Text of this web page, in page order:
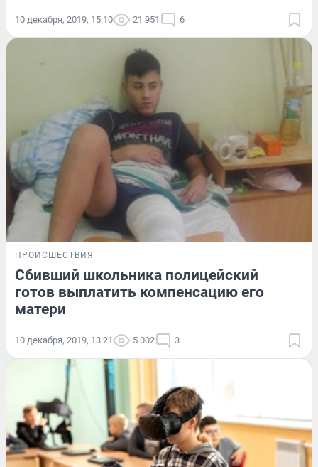
10 декабря, 2019, 15:10 21 951 6
ПРОИСШЕСТВИЯ
Сбивший школьника полицейский
готов выплатить компенсацию его
матери
10 декабря, 2019, 13:21 5 002 3